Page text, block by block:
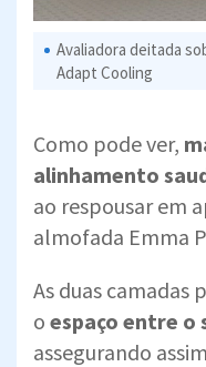
Avaliadora deitada
Adapt Cooling
Como pode ver,
alinhamento
ao respousar em
almofada Emma
As duas
o espaço entre o
assegurando